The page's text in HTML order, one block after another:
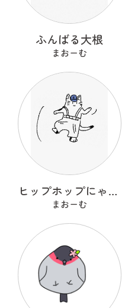
ふんばる大根
まおーむ
ヒップホップにゃんこ
まおーむ